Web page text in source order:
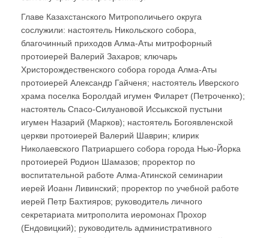
Главе Казахстанского Митрополичьего округа
сослужили: настоятель Никольского собора,
благочинный приходов Алма-Аты митрофорный
протоиерей Валерий Захаров; ключарь
Христорождественского собора города Алма-Аты
протоиерей Александр Гайченя; настоятель Иверского
храма поселка Боролдай игумен Филарет (Петроченко);
настоятель Спасо-Силуановой Иссыкской пустыни
игумен Назарий (Марков); настоятель Богоявленской
церкви протоиерей Валерий Шаврин; клирик
Николаевского Патриаршего собора города Нью-Йорка
протоиерей Родион Шамазов; проректор по
воспитательной работе Алма-Атинской семинарии
иерей Иоанн Ливинский; проректор по учебной работе
иерей Петр Бахтияров; руководитель личного
секретариата митрополита иеромонах Прохор
(Ендовицкий); руководитель административного